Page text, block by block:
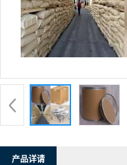
产品详请